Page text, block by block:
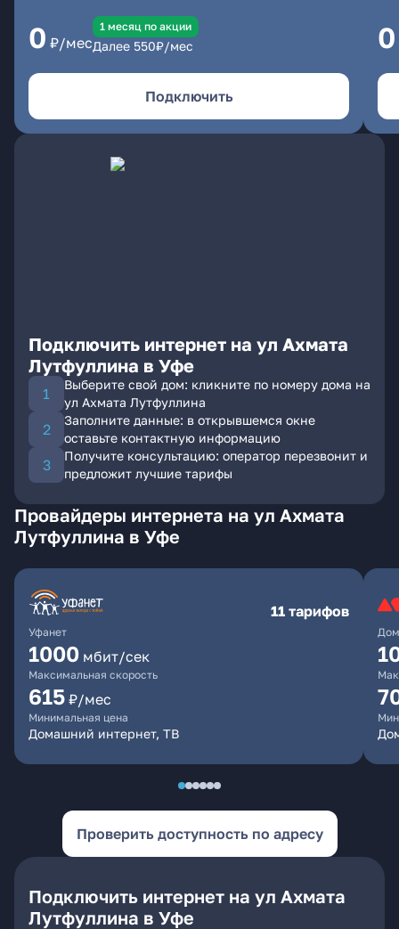
0 ₽/мес
1 месяц по акции
Далее 550₽/мес
Подключить
0
Подключить интернет на ул Ахмата
Лутфуллина в Уфе
Выберите свой дом: кликните по номеру дома на
ул Ахмата Лутфуллина
Заполните данные: в открывшемся окне
оставьте контактную информацию
Получите консультацию: оператор перезвонит и
предложит лучшие тарифы
Провайдеры интернета на ул Ахмата
Лутфуллина в Уфе
Уфанет
11 тарифов
1000 мбит/сек
Максимальная скорость
615 ₽/мес
Минимальная цена
Домашний интернет, ТВ
Проверить доступность по адресу
Подключить интернет на ул Ахмата
Лутфуллина в Уфе